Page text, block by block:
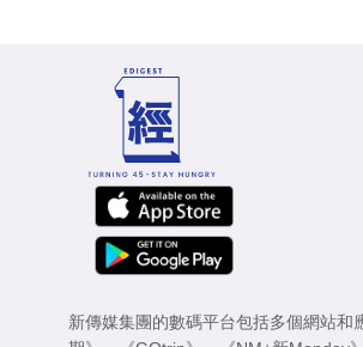
新傳媒集團的數碼平台包括多個網站和